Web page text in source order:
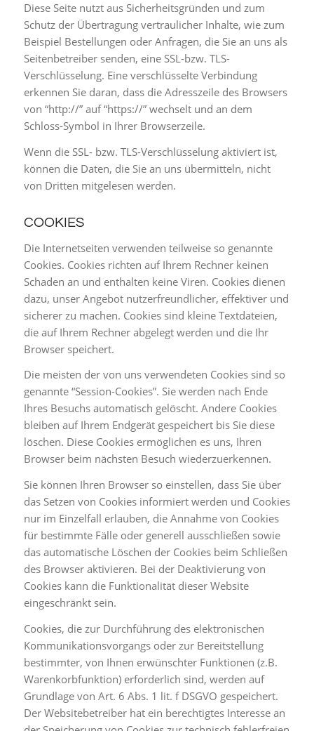
Diese Seite nutzt aus Sicherheitsgründen und zum
Schutz der Übertragung vertraulicher Inhalte, wie zum
Beispiel Bestellungen oder Anfragen, die Sie an uns als
Seitenbetreiber senden, eine SSL-bzw. TLS-
Verschlüsselung. Eine verschlüsselte Verbindung
erkennen Sie daran, dass die Adresszeile des Browsers
von “http://” auf “https://” wechselt und an dem
Schloss-Symbol in Ihrer Browserzeile.
Wenn die SSL- bzw. TLS-Verschlüsselung aktiviert ist,
können die Daten, die Sie an uns übermitteln, nicht
von Dritten mitgelesen werden.
COOKIES
Die Internetseiten verwenden teilweise so genannte
Cookies. Cookies richten auf Ihrem Rechner keinen
Schaden an und enthalten keine Viren. Cookies dienen
dazu, unser Angebot nutzerfreundlicher, effektiver und
sicherer zu machen. Cookies sind kleine Textdateien,
die auf Ihrem Rechner abgelegt werden und die Ihr
Browser speichert.
Die meisten der von uns verwendeten Cookies sind so
genannte “Session-Cookies”. Sie werden nach Ende
Ihres Besuchs automatisch gelöscht. Andere Cookies
bleiben auf Ihrem Endgerät gespeichert bis Sie diese
löschen. Diese Cookies ermöglichen es uns, Ihren
Browser beim nächsten Besuch wiederzuerkennen.
Sie können Ihren Browser so einstellen, dass Sie über
das Setzen von Cookies informiert werden und Cookies
nur im Einzelfall erlauben, die Annahme von Cookies
für bestimmte Fälle oder generell ausschließen sowie
das automatische Löschen der Cookies beim Schließen
des Browser aktivieren. Bei der Deaktivierung von
Cookies kann die Funktionalität dieser Website
eingeschränkt sein.
Cookies, die zur Durchführung des elektronischen
Kommunikationsvorgangs oder zur Bereitstellung
bestimmter, von Ihnen erwünschter Funktionen (z.B.
Warenkorbfunktion) erforderlich sind, werden auf
Grundlage von Art. 6 Abs. 1 lit. f DSGVO gespeichert.
Der Websitebetreiber hat ein berechtigtes Interesse an